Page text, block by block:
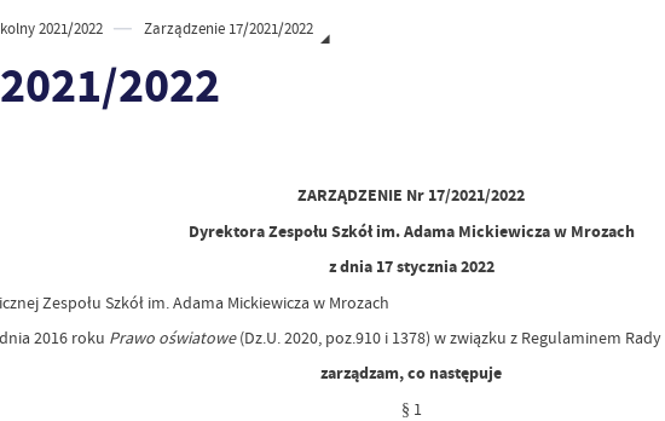
2021/2022 Zarządzenie 17/2021/2022
2022
ZARZĄDZENIE Nr 17/2021/2022
Dyrektora Zespołu Szkół im. Adama Mickiewicza w Mrozach
z dnia 17 stycznia 2022
Zespołu Szkół im. Adama Mickiewicza w Mrozach
2016 roku Prawo oświatowe(Dz.U. 2020, poz.910 i 1378) w związku z Regulaminem
zarządzam, co następuje
§ 1